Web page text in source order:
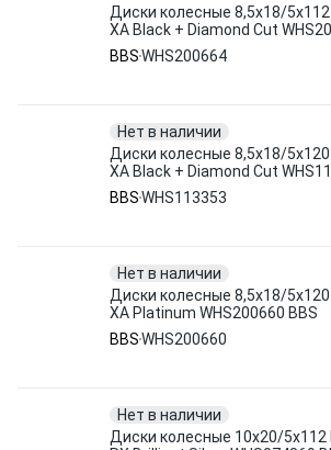
Диски колесные 8,5x18/5x112
XA Black + Diamond Cut
BBSWHS200664
Нет в наличии
Диски колесные 8,5x18/5x120
XA Black + Diamond Cut
BBSWHS113353
Нет в наличии
Диски колесные 8,5x18/5x120
XA Platinum WHS200660 BBS
BBSWHS200660
Нет в наличии
Диски колесные 10x20/5x112